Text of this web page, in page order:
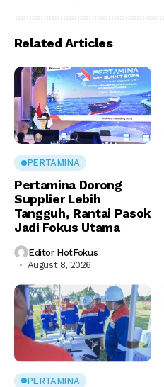
Related Articles
PERTAMINA
Pertamina Dorong
Supplier Lebih
Tangguh, Rantai Pasok
Jadi Fokus Utama
Editor HotFokus
August 8, 2026
PERTAMINA